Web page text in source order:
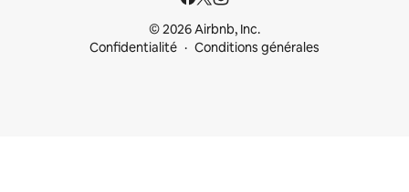
© 2026 Airbnb, Inc.
Confidentialité
Conditions générales